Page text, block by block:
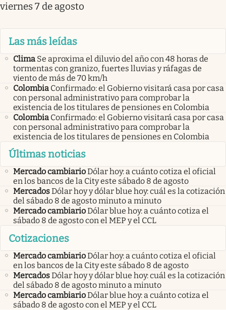
viernes 7 de agosto
Las más leídas
Clima Se aproxima el diluvio del año con 48 horas de
tormentas con granizo, fuertes lluvias y ráfagas de
viento de más de 70 km/h
Colombia Confirmado: el Gobierno visitará casa por casa
con personal administrativo para comprobar la
existencia de los titulares de pensiones en Colombia
Colombia Confirmado: el Gobierno visitará casa por casa
con personal administrativo para comprobar la
existencia de los titulares de pensiones en Colombia
Últimas noticias
Mercado cambiarioDólar hoy: a cuánto cotiza el oficial
en los bancos de la City este sábado 8 de agosto
MercadosDólar hoy y dólar blue hoy: cuál es la cotización
del sábado 8 de agosto minuto a minuto
Mercado cambiarioDólar blue hoy: a cuánto cotiza el
sábado 8 de agosto con el MEP y el CCL
Cotizaciones
Mercado cambiarioDólar hoy: a cuánto cotiza el oficial
en los bancos de la City este sábado 8 de agosto
MercadosDólar hoy y dólar blue hoy: cuál es la cotización
del sábado 8 de agosto minuto a minuto
Mercado cambiarioDólar blue hoy: a cuánto cotiza el
sábado 8 de agosto con el MEP y el CCL